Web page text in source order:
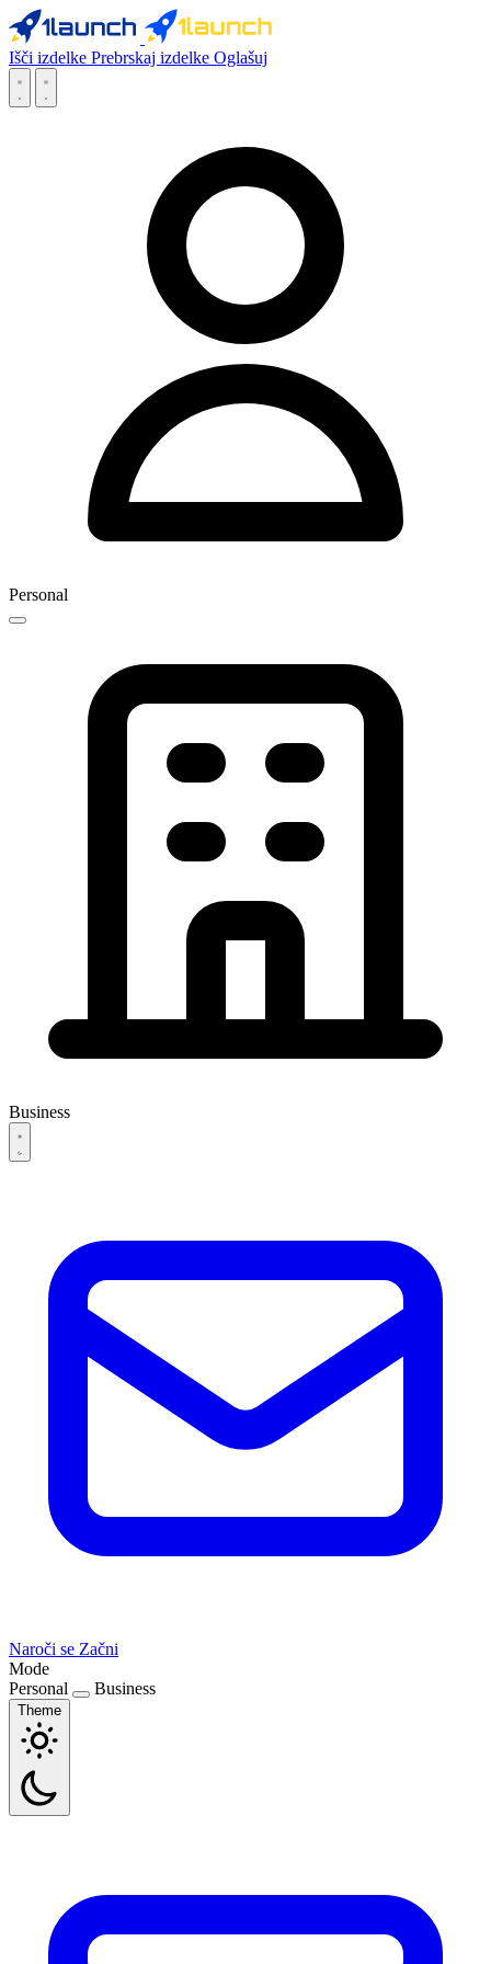
Išči izdelke Prebrskaj izdelke Oglašuj
Personal
Business
Naroči se Začni
Mode
Personal
Business
Theme